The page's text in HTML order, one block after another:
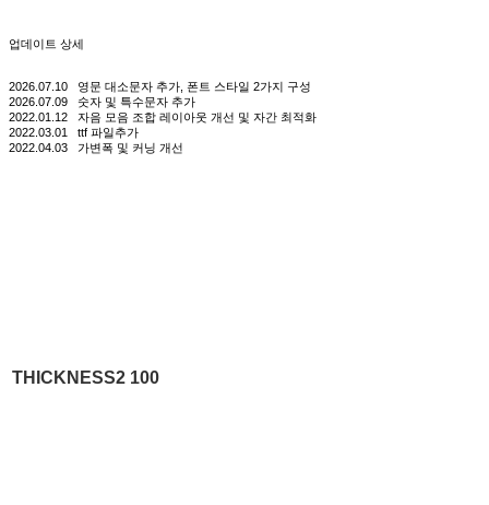
업데이트 상세
2026.07.10 영문 대소문자 추가, 폰트 스타일 2가지 구성
2026.07.09 숫자 및 특수문자 추가
2022.01.12 자음 모음 조합 레이아웃 개선 및 자간 최적화
2022.03.01 ttf 파일추가
2022.04.03 가변폭 및 커닝 개선
THICKNESS2 100